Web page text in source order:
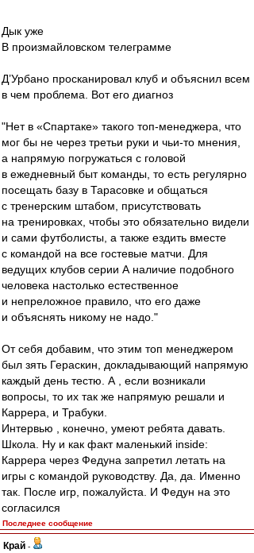
Дык уже
В произмайловском телеграмме
Д’Урбано просканировал клуб и объяснил всем
в чем проблема. Вот его диагноз
"Нет в «Спартаке» такого топ-менеджера, что
мог бы не через третьи руки и чьи-то мнения,
а напрямую погружаться с головой
в ежедневный быт команды, то есть регулярно
посещать базу в Тарасовке и общаться
с тренерским штабом, присутствовать
на тренировках, чтобы это обязательно видели
и сами футболисты, а также ездить вместе
с командой на все гостевые матчи. Для
ведущих клубов серии А наличие подобного
человека настолько естественное
и непреложное правило, что его даже
и объяснять никому не надо."
От себя добавим, что этим топ менеджером
был зять Гераскин, докладывающий напрямую
каждый день тестю. А , если возникали
вопросы, то их так же напрямую решали и
Каррера, и Трабуки.
Интервью , конечно, умеют ребята давать.
Школа. Ну и как факт маленький inside:
Каррера через Федуна запретил летать на
игры с командой руководству. Да, да. Именно
так. После игр, пожалуйста. И Федун на это
согласился
Последнее сообщение
Край -